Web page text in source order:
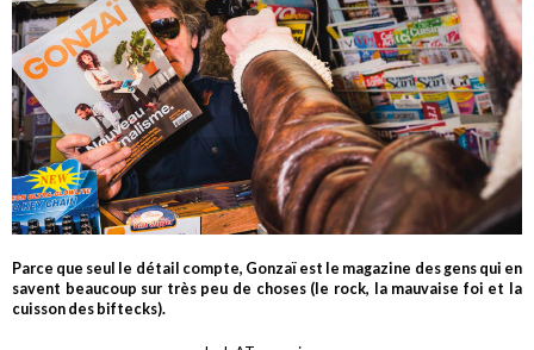
Parce que seul le détail compte, Gonzaï est le magazine des gens qui en
savent beaucoup sur très peu de choses (le rock, la mauvaise foi et la
cuisson des biftecks).